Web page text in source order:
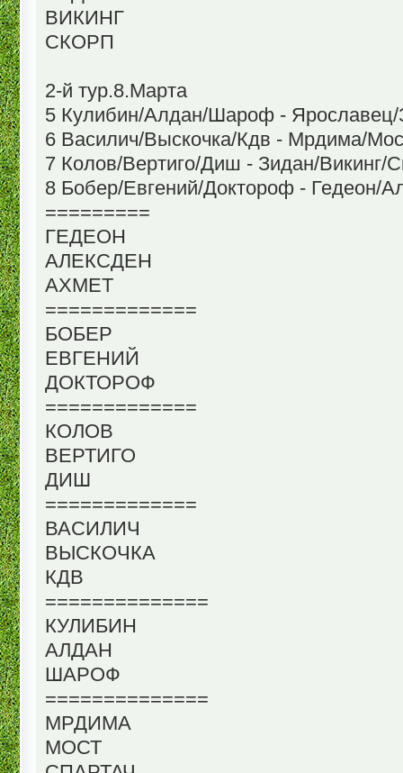
ВИКИНГ
СКОРП
2-й тур.8.Марта
5 Кулибин/Алдан/Шароф - Ярославец/
6 Василич/Выскочка/Кдв - Мрдима/
7 Колов/Вертиго/Диш - Зидан/Викинг/
8 Бобер/Евгений/Доктороф - Гедеон/
=========
ГЕДЕОН
АЛЕКСДЕН
АХМЕТ
=============
БОБЕР
ЕВГЕНИЙ
ДОКТОРОФ
=============
КОЛОВ
ВЕРТИГО
ДИШ
=============
ВАСИЛИЧ
ВЫСКОЧКА
КДВ
==============
КУЛИБИН
АЛДАН
ШАРОФ
==============
МРДИМА
МОСТ